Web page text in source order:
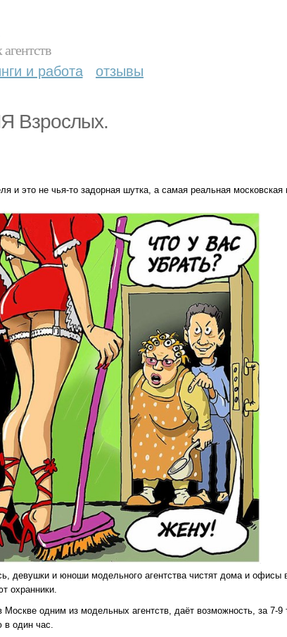
и работа отзывы
Взрослых.
и это не чья-то задорная шутка, а самая реальная
девушки и юноши модельного агентства чистят дома и офисы
охранники.
одним из модельных агентств, даёт возможность, за 7-9
один час.